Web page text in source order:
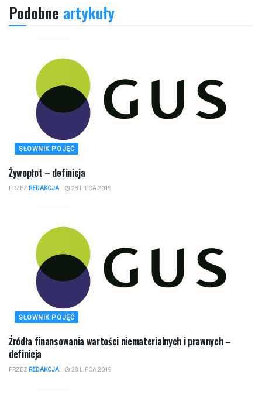
Podobne artykuły
SŁOWNIK POJĘĆ
Żywopłot – definicja
PRZEZ REDAKCJA 28 LIPCA 2019
SŁOWNIK POJĘĆ
Źródła finansowania wartości niematerialnych i prawnych –
definicja
PRZEZ REDAKCJA 28 LIPCA 2019